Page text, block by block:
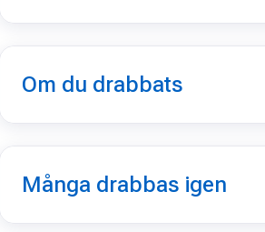
Om du drabbats
Många drabbas igen